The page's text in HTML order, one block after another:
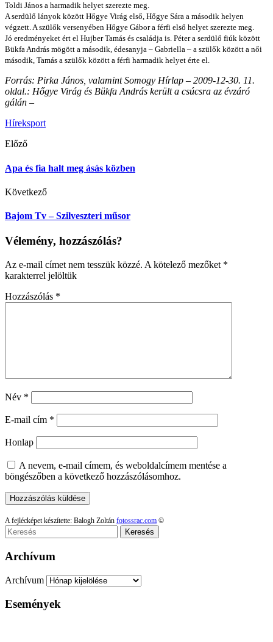
Toldi János a harmadik helyet szerezte meg.
A serdülő lányok között Hőgye Virág első, Hőgye Sára a második helyen
végzett. A szülők versenyében Hőgye Gábor a férfi első helyet szerezte meg.
Jó eredményeket ért el Hujber Tamás és családja is. Péter a serdülő fiúk között
Bükfa András mögött a második, édesanyja – Gabriella – a szülők között a női
második, Tamás a szülők között a férfi harmadik helyet érte el.
Forrás: Pirka János, valamint Somogy Hírlap – 2009-12-30. 11.
oldal.: Hőgye Virág és Bükfa András került a csúcsra az évzáró
gálán –
Híreksport
Előző
Apa és fia halt meg ásás közben
Következő
Bajom Tv – Szilveszteri műsor
Vélemény, hozzászólás?
Az e-mail címet nem tesszük közzé. A kötelező mezőket *
karakterrel jelöltük
Hozzászólás *
Név *
E-mail cím *
Honlap
A nevem, e-mail címem, és weboldalcímem mentése a
böngészőben a következő hozzászólásomhoz.
A fejlécképet készítette: Balogh Zoltán fotossrac.com ©
Keresés
Archívum
Archívum
Események